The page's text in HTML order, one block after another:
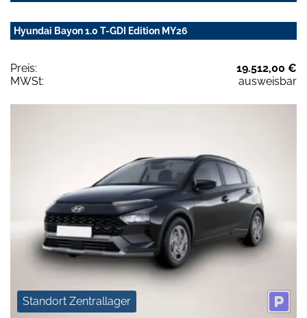
Hyundai Bayon 1.0 T-GDI Edition MY26
Preis:
19.512,00 €
MWSt:
ausweisbar
Standort Zentrallager